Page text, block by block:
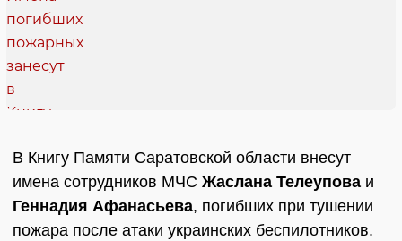
В Книгу Памяти Саратовской области внесут
имена сотрудников МЧС Жаслана Телеупова и
Геннадия Афанасьева, погибших при тушении
пожара после атаки украинских беспилотников.